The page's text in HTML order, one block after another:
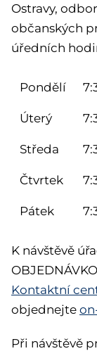
Ostravy,
občanských
úředních
Pondělí
Úterý
Středa
Čtvrtek
Pátek
K návštěvě
Kontaktní
objednejte
Při návštěvě